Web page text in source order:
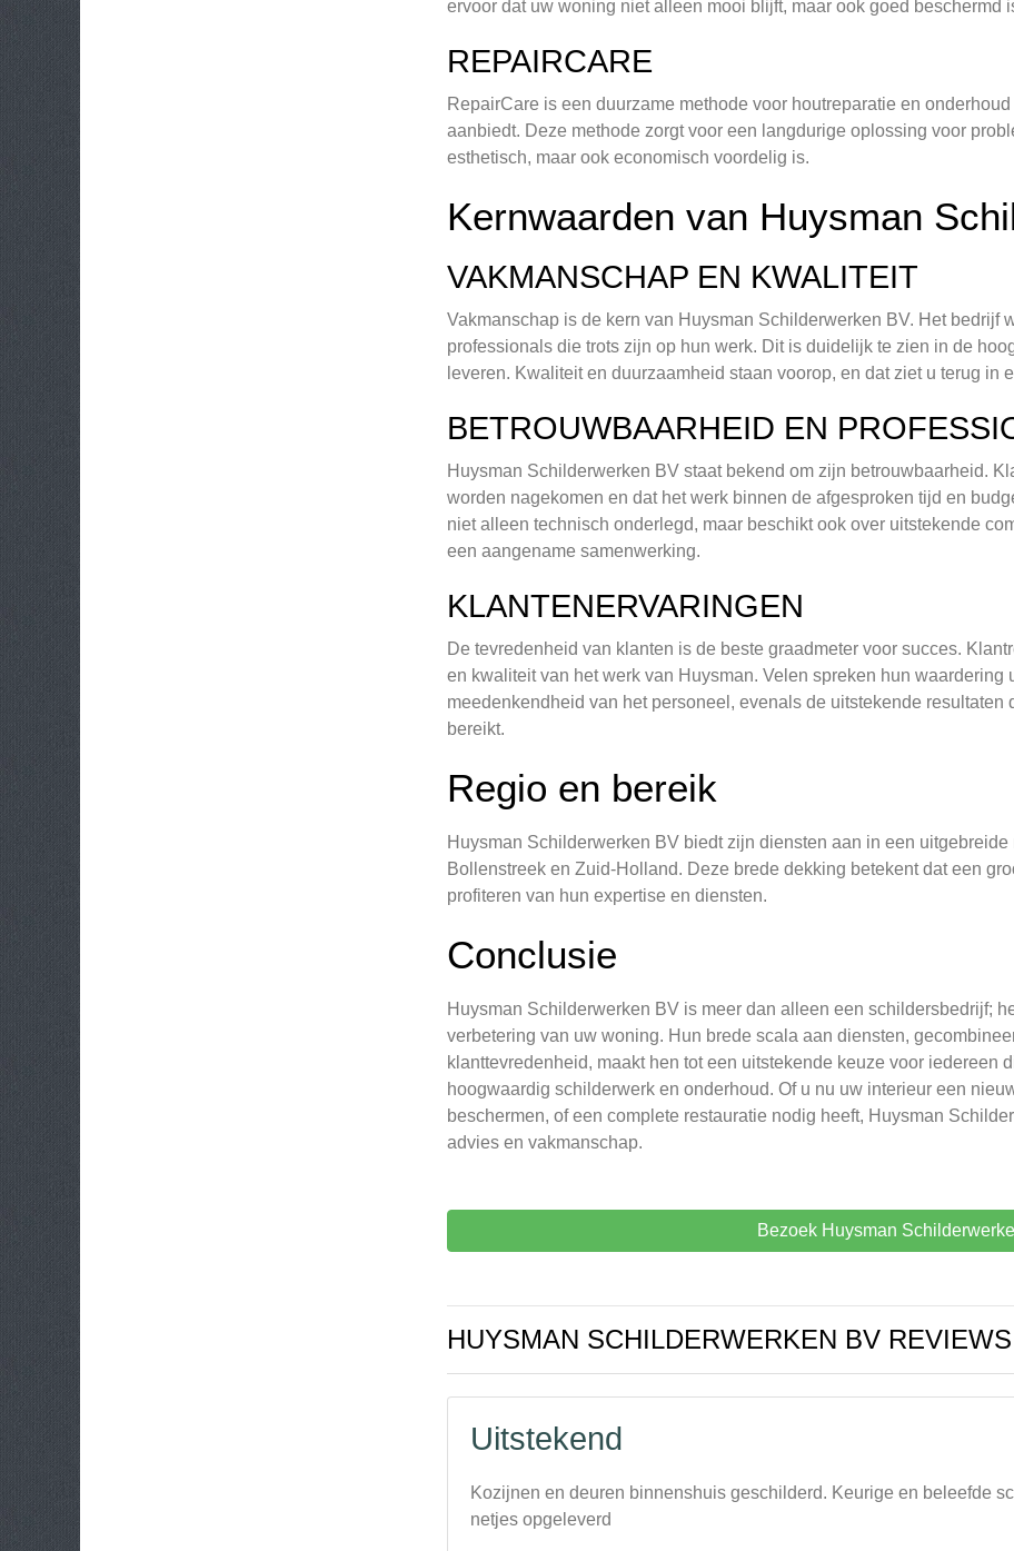
ervoor dat uw woning niet alleen mooi blijft, maar ook goed beschermd
REPAIRCARE
RepairCare is een duurzame methode voor houtreparatie en
aanbiedt. Deze methode zorgt voor een langdurige oplossing voor
esthetisch, maar ook economisch voordelig is.
Kernwaarden van Huysman
VAKMANSCHAP EN KWALITEIT
Vakmanschap is de kern van Huysman Schilderwerken BV. Het bedrijf
professionals die trots zijn op hun werk. Dit is duidelijk te zien in de
leveren. Kwaliteit en duurzaamheid staan voorop, en dat ziet u terug in
BETROUWBAARHEID EN
Huysman Schilderwerken BV staat bekend om zijn betrouwbaarheid.
worden nagekomen en dat het werk binnen de afgesproken tijd en
niet alleen technisch onderlegd, maar beschikt ook over uitstekende
een aangename samenwerking.
KLANTENERVARINGEN
De tevredenheid van klanten is de beste graadmeter voor succes.
en kwaliteit van het werk van Huysman. Velen spreken hun waardering
meedenkendheid van het personeel, evenals de uitstekende
bereikt.
Regio en bereik
Huysman Schilderwerken BV biedt zijn diensten aan in een
Bollenstreek en Zuid-Holland. Deze brede dekking betekent dat een
profiteren van hun expertise en diensten.
Conclusie
Huysman Schilderwerken BV is meer dan alleen een schildersbedrijf;
verbetering van uw woning. Hun brede scala aan diensten,
klanttevredenheid, maakt hen tot een uitstekende keuze voor iedereen
hoogwaardig schilderwerk en onderhoud. Of u nu uw interieur een
beschermen, of een complete restauratie nodig heeft, Huysman
advies en vakmanschap.
Bezoek Huysman
HUYSMAN SCHILDERWERKEN BV REVIEWS
Uitstekend
Kozijnen en deuren binnenshuis geschilderd. Keurige en beleefde
netjes opgeleverd